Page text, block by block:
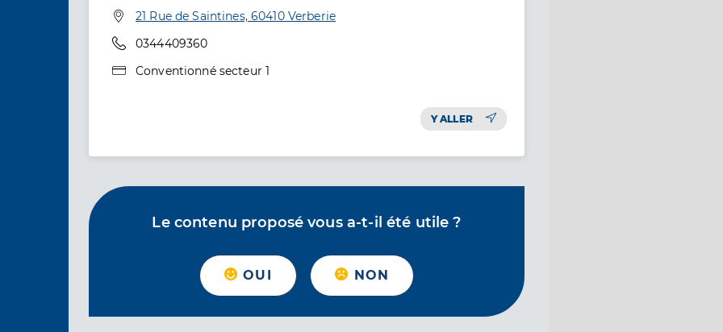
Adresse
21 Rue de Saintines, 60410 Verberie
Téléphone
0344409360
Type de convention
Conventionné secteur 1
Y ALLER
Le contenu proposé vous a-t-il été utile ?
OUI NON